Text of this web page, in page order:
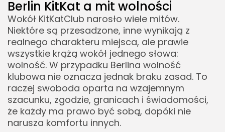
Berlin KitKat a mit wolności
Wokół KitKatClub narosło wiele mitów.
Niektóre są przesadzone, inne wynikają z
realnego charakteru miejsca, ale prawie
wszystkie krążą wokół jednego słowa:
wolność. W przypadku Berlina wolność
klubowa nie oznacza jednak braku zasad. To
raczej swoboda oparta na wzajemnym
szacunku, zgodzie, granicach i świadomości,
że każdy ma prawo być sobą, dopóki nie
narusza komfortu innych.